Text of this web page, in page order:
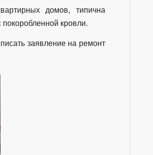
домов, типична
покоробленной кровли.
заявление на ремонт